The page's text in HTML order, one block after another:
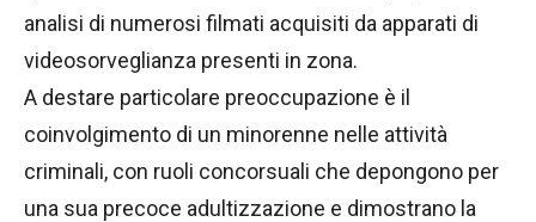
analisi di numerosi filmati acquisiti da apparati di
videosorveglianza presenti in zona.
A destare particolare preoccupazione è il
coinvolgimento di un minorenne nelle attività
criminali, con ruoli concorsuali che depongono per
una sua precoce adultizzazione e dimostrano la